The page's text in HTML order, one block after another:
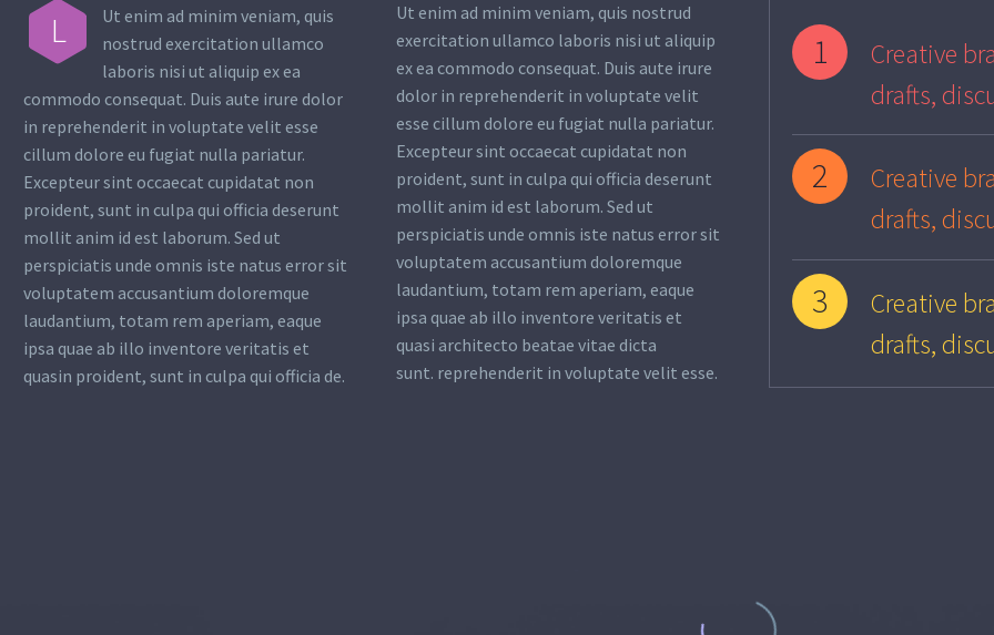
L
Ut enim ad minim veniam, quis
nostrud exercitation ullamco
laboris nisi ut aliquip ex ea
commodo consequat. Duis aute irure dolor
in reprehenderit in voluptate velit esse
cillum dolore eu fugiat nulla pariatur.
Excepteur sint occaecat cupidatat non
proident, sunt in culpa qui officia deserunt
mollit anim id est laborum. Sed ut
perspiciatis unde omnis iste natus error sit
voluptatem accusantium doloremque
laudantium, totam rem aperiam, eaque
ipsa quae ab illo inventore veritatis et
quasin proident, sunt in culpa qui officia de.
Ut enim ad minim veniam, quis nostrud
exercitation ullamco laboris nisi ut aliquip
ex ea commodo consequat. Duis aute irure
dolor in reprehenderit in voluptate velit
esse cillum dolore eu fugiat nulla pariatur.
Excepteur sint occaecat cupidatat non
proident, sunt in culpa qui officia deserunt
mollit anim id est laborum. Sed ut
perspiciatis unde omnis iste natus error sit
voluptatem accusantium doloremque
laudantium, totam rem aperiam, eaque
ipsa quae ab illo inventore veritatis et
quasi architecto beatae vitae dicta
sunt. reprehenderit in voluptate velit esse.
1
Creative
drafts,
2
Creative
drafts,
3
Creative
drafts,